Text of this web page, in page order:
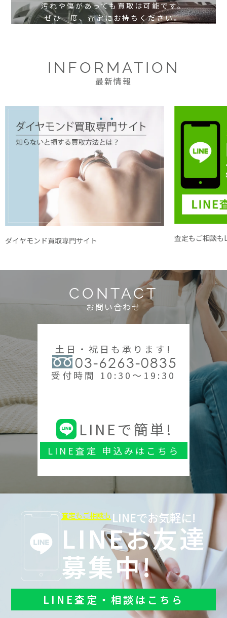
汚れや傷があっても買取は可能です。
ぜひ一度、査定にお持ちください。
INFORMATION
最新情報
ダイヤモンド買取専門サイト 査定もご相談も
CONTACT
お問い合わせ
土日・祝日も承ります!
03-6263-0835
受付時間 10:30～19:30
LINEで簡単!
LINE査定 申込みはこちら
査定もご相談も LINEでお気軽に!
LINEお友達
募集中!
LINE査定・相談はこちら